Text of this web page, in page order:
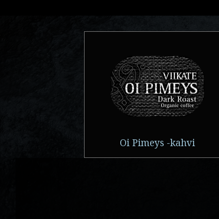
Oi Pimeys -kahvi